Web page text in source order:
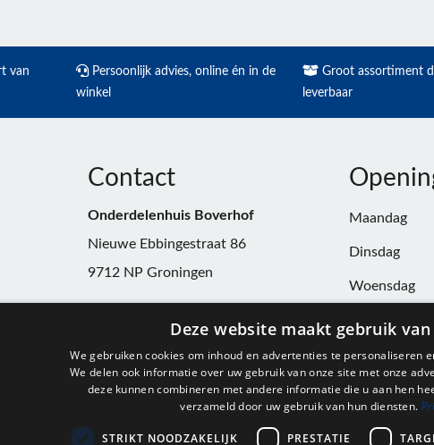
van
Persoonlijk advies, online én in de
winkel
Groot assortiment
leverbaar
Contact
Onderdelenhuis Boverhof
Nieuwe Ebbingestraat 86
9712 NP Groningen
winkel@onderdelenhuisgroningen.nl
91037743
BTW:NL004861667B24
Maandag
Dinsdag
Woensdag
Donderdag
Vrijdag
Zaterdag
Deze website maakt gebruik
We gebruiken cookies om inhoud en advertenties te personaliseren
We delen ook informatie over uw gebruik van onze site met onze
deze kunnen combineren met andere informatie die u aan hen
verzameld door uw gebruik van hun diensten.
STRIKT NOODZAKELIJK PRESTATIE